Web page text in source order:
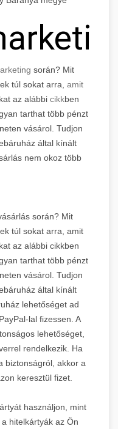
során? Mit
túl sokat arra, amit
az alábbi cikkben
tarthat több pénzt
vásárol. Tudjon
által kínált
nem okoz több
során? Mit
túl sokat arra, amit
az alábbi cikkben
tarthat több pénzt
vásárol. Tudjon
által kínált
lehetőséget ad
lal fizessen. A
lehetőséget,
rendelkezik. Ha
biztonságról, akkor a
keresztül fizet.
használjon, mint
hitelkártyák az Ön